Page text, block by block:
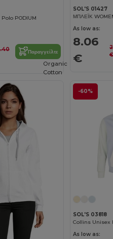
Polo PODIUM
Παραγγείλτε
SOL'S 01427
As low as:
8.06
€
€
-60%
Organic
Cotton
SOL'S 03818
Collins Unisex
As low as: